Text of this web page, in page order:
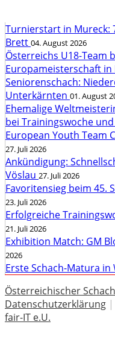
Turnierstart in Mureck:
Brett 04. August 2026
Österreichs U18-Team
Europameisterschaft in
Seniorenschach:
Unterkärnten 01. August
Ehemalige
bei Trainingswoche
European Youth Team
27. Juli 2026
Ankündigung:
Vöslau 27. Juli 2026
Favoritensieg beim 45.
23. Juli 2026
Erfolgreiche
21. Juli 2026
Exhibition Match: GM
2026
Erste Schach-Matura in
Österreichischer
Datenschutzerklärung |
fair-IT e.U.